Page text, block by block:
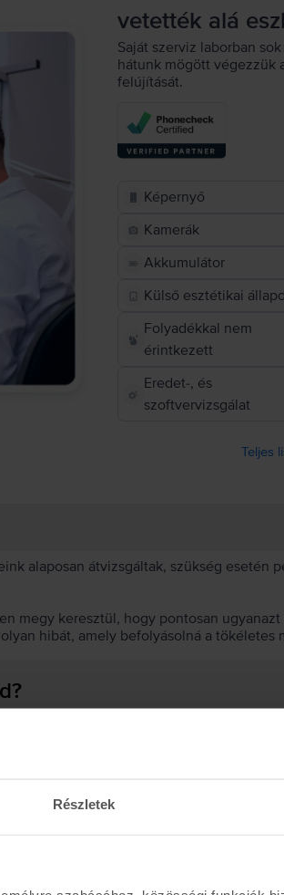
Részletek
vetették alá
Saját szerviz laborban
hátunk mögött végezzük
felújítását.
Képernyő
Kamerák
Akkumulátor
Külső esztétikai
Folyadékkal nem
érintkezett
Eredet-, és
szoftvervizsgálat
Teljes
alaposan átvizsgáltak, szükség esetén
megy keresztül, hogy pontosan
hibát, amely befolyásolná a tökéletes